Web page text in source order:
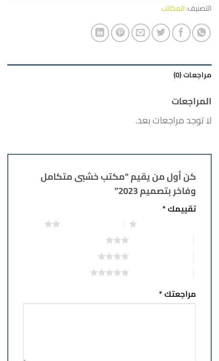
التصنيف:المكاتب
مراجعات (0)
المراجعات
لا توجد مراجعات بعد.
كن أول من يقيم “مكتب خشبى متكامل
وفاخر بتصميم 2023”
تقييمك*
مراجعتك*